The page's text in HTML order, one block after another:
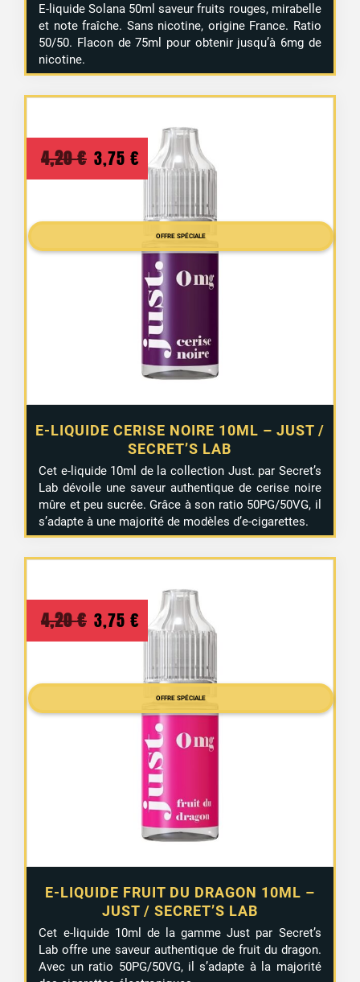
E-liquide Solana 50ml saveur fruits rouges, mirabelle
et note fraîche. Sans nicotine, origine France. Ratio
50/50. Flacon de 75ml pour obtenir jusqu’à 6mg de
nicotine.
OFFRE SPÉCIALE
E-LIQUIDE CERISE NOIRE 10ML – JUST /
SECRET’S LAB
4,20€ Le
prix
initial
4,20 €.
3,75 € Le
prix
actuel
est :
3,75 €.
Cet e-liquide 10ml de la collection Just. par Secret’s
Lab dévoile une saveur authentique de cerise noire
mûre et peu sucrée. Grâce à son ratio 50PG/50VG, il
s’adapte à une majorité de modèles d’e-cigarettes.
OFFRE SPÉCIALE
E-LIQUIDE FRUIT DU DRAGON 10ML –
JUST / SECRET’S LAB
4,20€ Le
prix
initial
était :
4,20 €.
3,75 € Le
prix
actuel
est :
3,75 €.
Cet e-liquide 10ml de la gamme Just par Secret’s
Lab offre une saveur authentique de fruit du dragon.
Avec un ratio 50PG/50VG, il s’adapte à la majorité